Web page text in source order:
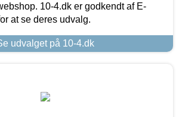
10-4.dk er godkendt af E-
at se deres udvalg.
udvalget på 10-4.dk